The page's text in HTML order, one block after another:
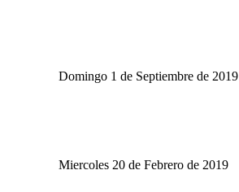
Domingo 1 de Septiembre de 2019
Miercoles 20 de Febrero de 2019